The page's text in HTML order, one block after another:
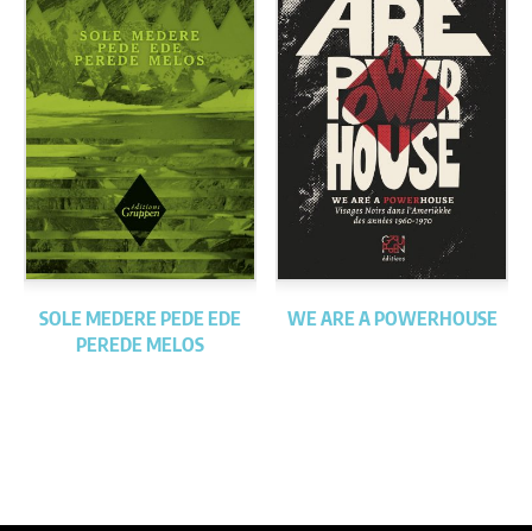
SOLE MEDERE PEDE EDE
PEREDE MELOS
WE ARE A POWERHOUSE